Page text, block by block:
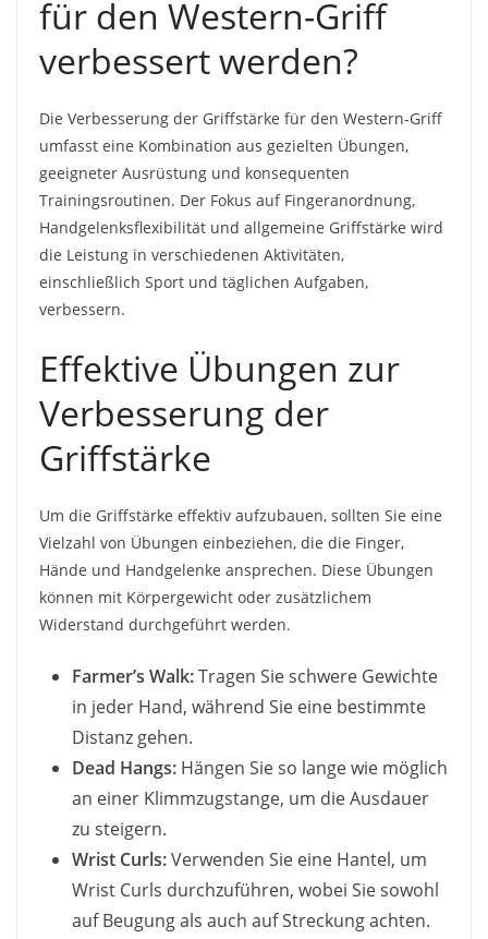
für den Western-Griff
verbessert werden?
Die Verbesserung der Griffstärke für den Western-Griff
umfasst eine Kombination aus gezielten Übungen,
geeigneter Ausrüstung und konsequenten
Trainingsroutinen. Der Fokus auf Fingeranordnung,
Handgelenksflexibilität und allgemeine Griffstärke wird
die Leistung in verschiedenen Aktivitäten,
einschließlich Sport und täglichen Aufgaben,
verbessern.
Effektive Übungen zur
Verbesserung der
Griffstärke
Um die Griffstärke effektiv aufzubauen, sollten Sie eine
Vielzahl von Übungen einbeziehen, die die Finger,
Hände und Handgelenke ansprechen. Diese Übungen
können mit Körpergewicht oder zusätzlichem
Widerstand durchgeführt werden.
Farmer’s Walk:Tragen Sie schwere Gewichte
in jeder Hand, während Sie eine bestimmte
Distanz gehen.
Dead Hangs: Hängen Sie so lange wie möglich
an einer Klimmzugstange, um die Ausdauer
zu steigern.
Wrist Curls:Verwenden Sie eine Hantel, um
Wrist Curls durchzuführen, wobei Sie sowohl
auf Beugung als auch auf Streckung achten.